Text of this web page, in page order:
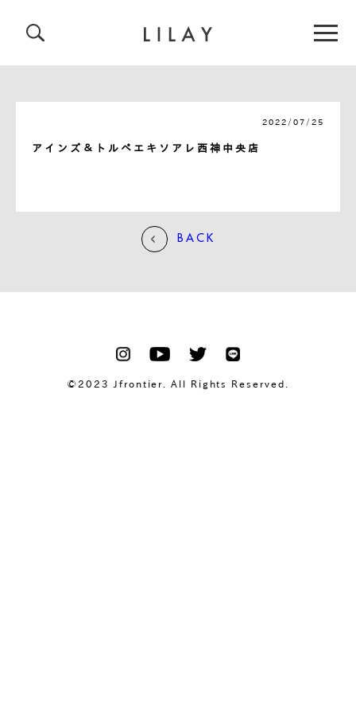
2022/07/25
アインズ＆トルペエキソアレ西神中央店
BACK
©2023 Jfrontier. All Rights Reserved.